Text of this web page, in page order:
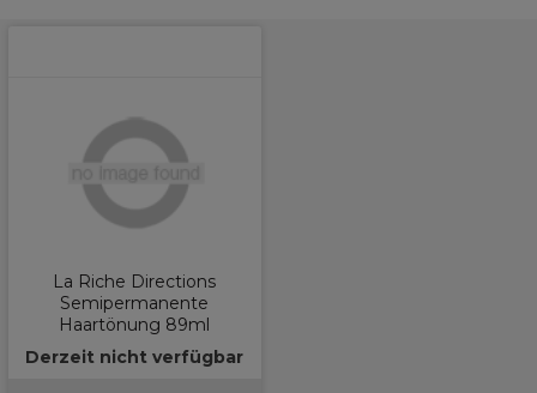
La Riche Directions
Semipermanente
Haartönung 89ml
Derzeit nicht verfügbar